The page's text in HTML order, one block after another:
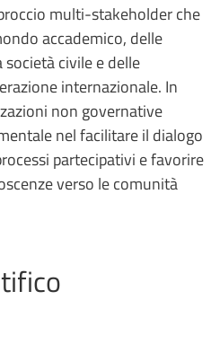
multi-stakeholder che
accademico, delle
civile e delle
internazionale. In
non governative
nel facilitare il dialogo
partecipativi e favorire
verso le comunità